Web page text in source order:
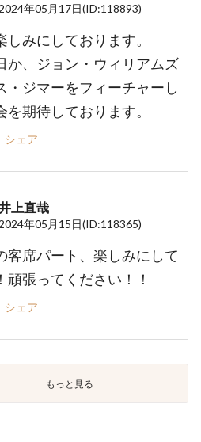
2024年05月17日(ID:118893)
しみにしております。
か、ジョン・ウィリアムズ
・ジマーをフィーチャーし
を期待しております。
シェア
上直哉
2024年05月15日(ID:118365)
客席パート、楽しみにして
頑張ってください！！
シェア
もっと見る